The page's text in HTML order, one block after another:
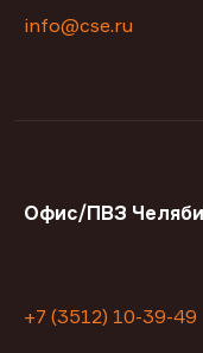
info@cse.ru
Офис/ПВЗ
+7 (3512) 10-39-49